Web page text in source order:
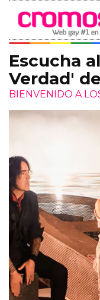
Escucha
Verdad'
BIENVENIDO A